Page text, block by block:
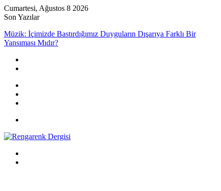
Cumartesi, Ağustos 8 2026
Son Yazılar
Müzik: İçimizde Bastırdığımız Duyguların Dışarıya Farklı Bir
Yansıması Mıdır?